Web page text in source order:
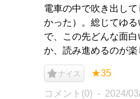
電車の中で吹き出し
かった）。総じてゆ
で、この先どんな面
か、読み進めるのが楽
ナイス ★35
コメント(0) 2024/